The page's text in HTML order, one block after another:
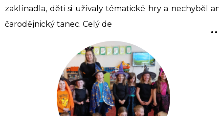
zaklínadla, děti si užívaly tématické hry a nechyběl
čarodějnický tanec. Celý de